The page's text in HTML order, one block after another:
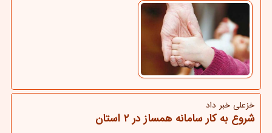
خزعلی خبر داد
شروع به کار سامانه همساز در ۲ استان